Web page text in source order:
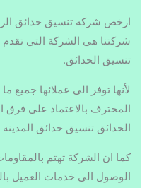
ارخص شركه تنسيق حدائق
شركتنا هي الشركة التي
تنسيق الحدائق.
لأنها توفر الى عملائها جميع
المحترف بالاعتماد على فرق
الحدائق تنسيق حدائق المدينه
كما ان الشركة تهتم
الوصول الى خدمات العميل